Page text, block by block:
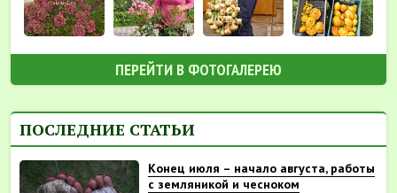
ПЕРЕЙТИ В ФОТОГАЛЕРЕЮ
ПОСЛЕДНИЕ СТАТЬИ
Конец июля – начало августа, работы
с земляникой и чесноком